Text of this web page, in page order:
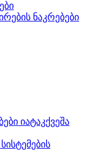
ნაკრებები
იატაკქვეშა